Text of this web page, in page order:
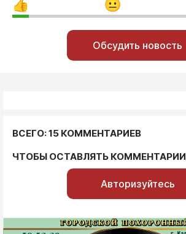
Обсудить новость
ВСЕГО: 15 КОММЕНТАРИЕВ
ЧТОБЫ ОСТАВЛЯТЬ КОММЕНТАРИИ
Авторизуйтесь